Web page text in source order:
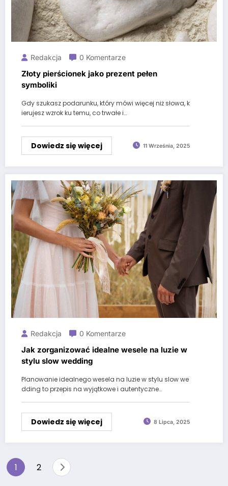
Redakcja 0 Komentarze
Złoty pierścionek jako prezent pełen
symboliki
Gdy szukasz podarunku, który mówi więcej niż słowa, k
ierujesz wzrok ku temu, co trwałe i…
Dowiedz się więcej 11 Września, 2025
Redakcja 0 Komentarze
Jak zorganizować idealne wesele na luzie w
stylu slow wedding
Planowanie idealnego wesela na luzie w stylu slow we
dding to przepis na wyjątkowe i autentyczne…
Dowiedz się więcej 8 Lipca, 2025
Stronicowanie
1 2